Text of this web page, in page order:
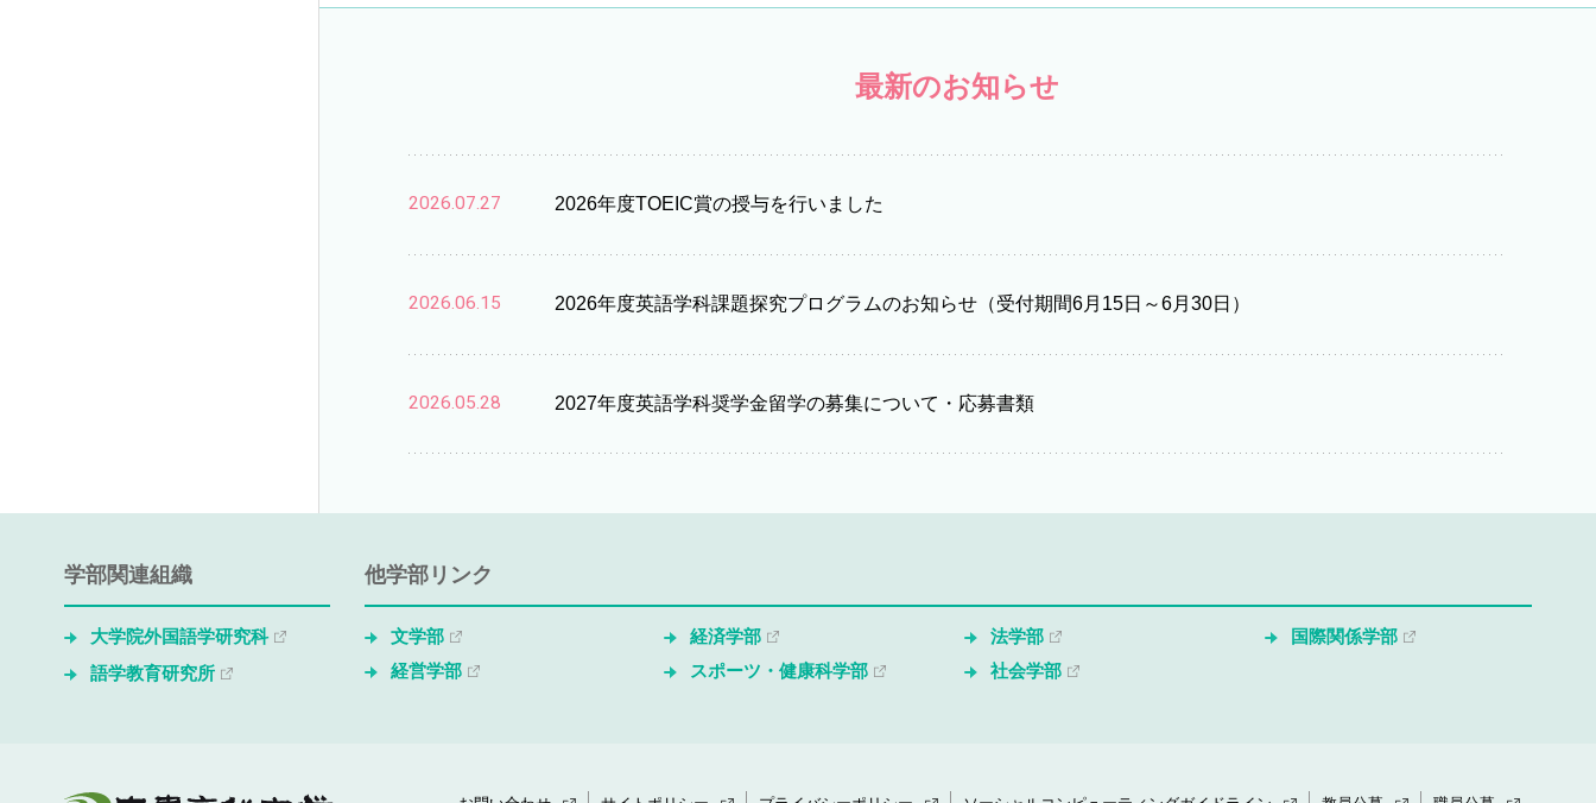
最新のお知らせ
2026.07.27 2026年度TOEIC賞の授与を行いました
2026.06.15 2026年度英語学科課題探究プログラムのお知らせ（受付期間6月15日～6月30日）
2026.05.28 2027年度英語学科奨学金留学の募集について・応募書類
学部関連組織
大学院外国語学研究科
語学教育研究所
他学部リンク
文学部 経済学部 法学部
国際関係学部
経営学部
スポーツ・健康科学部 社会学部